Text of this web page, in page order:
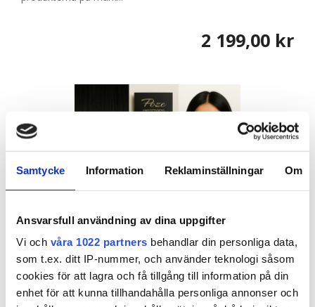
Samtycke Information Reklaminställningar Om
Ansvarsfull användning av dina uppgifter
Vi och våra 1022 partners behandlar din personliga data,
som t.ex. ditt IP-nummer, och använder teknologi såsom
cookies för att lagra och få tillgång till information på din
enhet för att kunna tillhandahålla personliga annonser och
2 199,00 kr
335101
Poze Standard Wire & Clip Extensions - 130g